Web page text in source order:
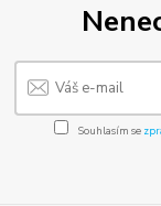
Souhlasím se